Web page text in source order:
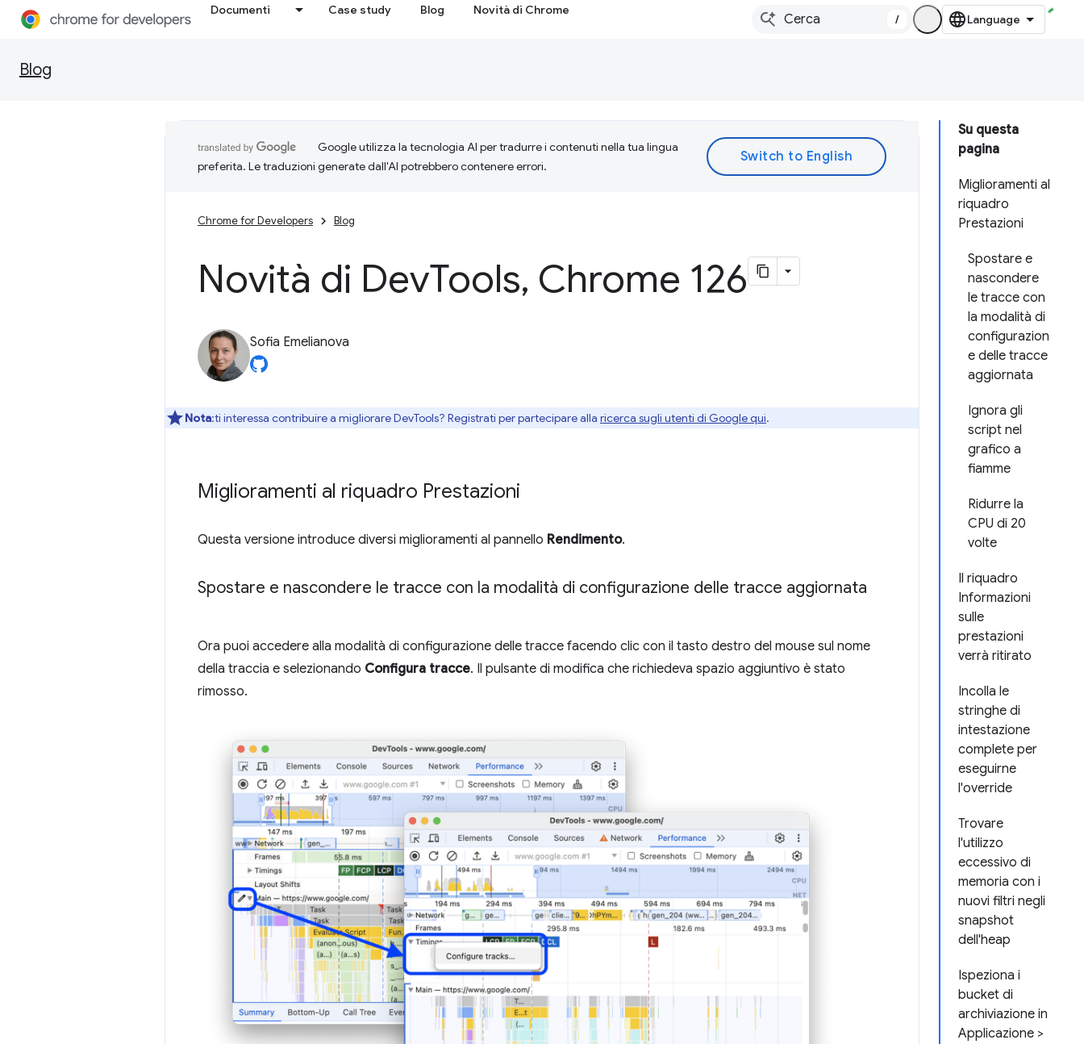
Documenti Case study Blog Novità di Chrome
/
Blog
Su questa
pagina
Miglioramenti al
riquadro
Prestazioni
Spostare e
nascondere
le tracce con
la modalità di
configurazion
e delle tracce
aggiornata
Ignora gli
script nel
grafico a
fiamme
Ridurre la
CPU di 20
volte
Il riquadro
Informazioni
sulle
prestazioni
verrà ritirato
Incolla le
stringhe di
intestazione
complete per
eseguirne
l'override
Trovare
l'utilizzo
eccessivo di
memoria con i
nuovi filtri negli
snapshot
dell'heap
Ispeziona i
bucket di
archiviazione in
Applicazione >
Google utilizza la tecnologia AI per tradurre i contenuti nella tua lingua
preferita. Le traduzioni generate dall'AI potrebbero contenere errori.
Chrome for Developers Blog
Novità di DevTools, Chrome 126
Sofia Emelianova
Nota:ti interessa contribuire a migliorare DevTools? Registrati per partecipare alla ricerca sugli utenti di Google qui.
Miglioramenti al riquadro Prestazioni
Questa versione introduce diversi miglioramenti al pannello Rendimento.
Spostare e nascondere le tracce con la modalità di configurazione delle tracce aggiornata
Ora puoi accedere alla modalità di configurazione delle tracce facendo clic con il tasto destro del mouse sul nome
della traccia e selezionando Configura tracce. Il pulsante di modifica che richiedeva spazio aggiuntivo è stato
rimosso.